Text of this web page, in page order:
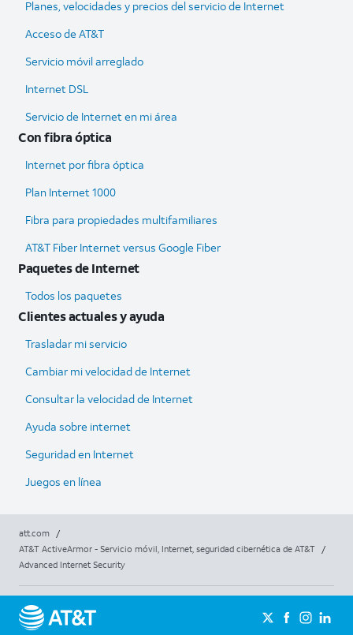
Planes, velocidades y precios del servicio de Internet
Acceso de AT&T
Servicio móvil arreglado
Internet DSL
Servicio de Internet en mi área
Con fibra óptica
Internet por fibra óptica
Plan Internet 1000
Fibra para propiedades multifamiliares
AT&T Fiber Internet versus Google Fiber
Paquetes de Internet
Todos los paquetes
Clientes actuales y ayuda
Trasladar mi servicio
Cambiar mi velocidad de Internet
Consultar la velocidad de Internet
Ayuda sobre internet
Seguridad en Internet
Juegos en línea
att.com
/
AT&T ActiveArmor - Servicio móvil, Internet, seguridad cibernética de AT&T
/
Advanced Internet Security